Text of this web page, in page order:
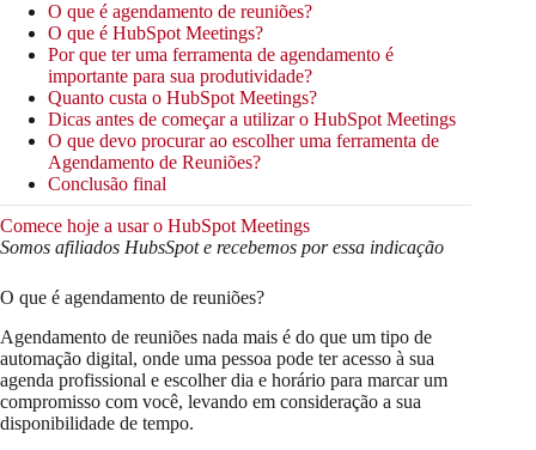
O que é agendamento de reuniões?
O que é HubSpot Meetings?
Por que ter uma ferramenta de agendamento é
importante para sua produtividade?
Quanto custa o HubSpot Meetings?
Dicas antes de começar a utilizar o HubSpot Meetings
O que devo procurar ao escolher uma ferramenta de
Agendamento de Reuniões?
Conclusão final
Comece hoje a usar o HubSpot Meetings
Somos afiliados HubsSpot e recebemos por essa indicação
O que é agendamento de reuniões?
Agendamento de reuniões nada mais é do que um tipo de
automação digital, onde uma pessoa pode ter acesso à sua
agenda profissional e escolher dia e horário para marcar um
compromisso com você, levando em consideração a sua
disponibilidade de tempo.